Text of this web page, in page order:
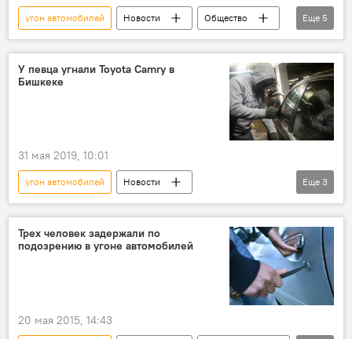
угон автомобилей Новости
Общество
Кыргызстан
Происшествия
Бишкек
подозреваемый
задержание
Еще 5
У певца угнали Toyota Camry в
Бишкеке
31 мая 2019, 10:01
угон автомобилей
Новости
Происшествия
Кыргызстан
певец
угон
Еще 3
Трех человек задержали по
подозрению в угоне автомобилей
20 мая 2015, 14:43